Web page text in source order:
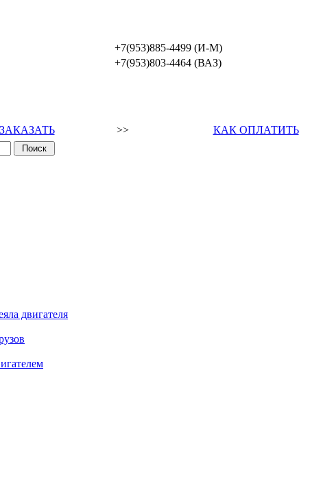
+7(953)885-4499 (И-М)
+7(953)803-4464 (ВАЗ)
>> КАК ОПЛАТИТЬ
двигателя